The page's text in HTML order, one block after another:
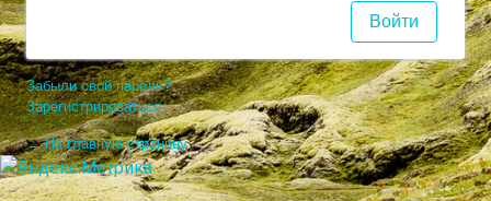
Забыли свой пароль?
Зарегистрироваться
← На главную страницу